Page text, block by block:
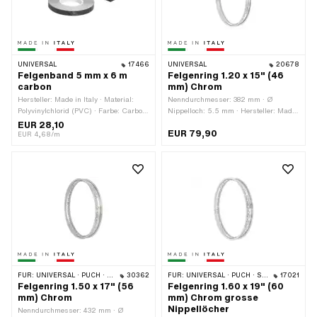
UNIVERSAL 17466
Felgenband 5 mm x 6 m
carbon
Hersteller: Made in Italy · Material:
Polyvinylchlorid (PVC) · Farbe: Carbon
· Breite: 5 mm · Gesamtlänge: 6000
mm · Beschaffenheit Rückseite:
EUR 28,10
EUR 4,68/m
UNIVERSAL 20678
Felgenring 1.20 x 15" (46
mm) Chrom
Nenndurchmesser: 382 mm · Ø
Nippelloch: 5.5 mm · Hersteller: Made
· Felgenbetttiefe: 8.4 mm · Oberfläche:
aussen: 45.9 mm · Anzahl
Speichenlöcher: 36 Stk.
EUR 79,90
FÜR: UNIVERSAL · PUCH · SACHS · ZÜNDAPP BELMONDO 30362
Felgenring 1.50 x 17" (56
mm) Chrom
Nenndurchmesser: 432 mm · Ø
FÜR: UNIVERSAL · PUCH · SACHS 17021
Felgenring 1.60 x 19" (60
mm) Chrom grosse
Nippellöcher